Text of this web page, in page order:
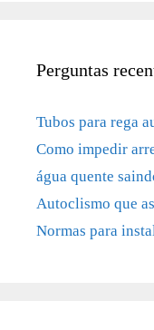
Perguntas
Tubos para rega
Como impedir
água quente
Autoclismo que
Normas para